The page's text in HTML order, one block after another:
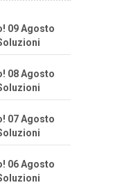
09 Agosto
08 Agosto
07 Agosto
06 Agosto